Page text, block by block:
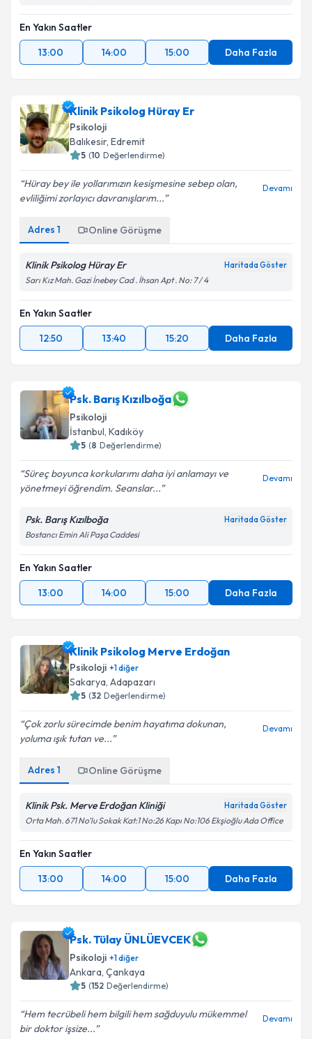
En Yakın Saatler
13:00
14:00 15:00 Daha Fazla
Klinik Psikolog Hüray Er
Psikoloji
Balıkesir, Edremit
5 (10 Değerlendirme)
Hüray bey ile yollarımızın kesişmesine sebep olan,
evliliğimi zorlayıcı davranışlarım...
Devamı
Adres 1 Online Görüşme
Klinik Psikolog Hüray Er Haritada Göster
Sarı Kız Mah. Gazi İnebey Cad . İhsan Apt . No: 7 / 4
En Yakın Saatler
12:50
13:40 15:20 Daha Fazla
Psk. Barış Kızılboğa
Psikoloji
İstanbul, Kadıköy
5 (8 Değerlendirme)
Süreç boyunca korkularımı daha iyi anlamayı ve
yönetmeyi öğrendim. Seanslar...
Devamı
Psk. Barış Kızılboğa Haritada Göster
Bostancı Emin Ali Paşa Caddesi
En Yakın Saatler
13:00
14:00 15:00 Daha Fazla
Klinik Psikolog Merve Erdoğan
Psikoloji +1diğer
Sakarya, Adapazarı
5 (32 Değerlendirme)
Çok zorlu sürecimde benim hayatıma dokunan,
yoluma ışık tutan ve...
Devamı
Adres 1 Online Görüşme
Klinik Psk. Merve Erdoğan Kliniği Haritada Göster
Orta Mah. 671 No’lu Sokak Kat:1 No:26 Kapı No:106 Ekşioğlu Ada Office
En Yakın Saatler
13:00
14:00 15:00 Daha Fazla
Psk. Tülay ÜNLÜEVCEK
Psikoloji +1diğer
Ankara, Çankaya
5 (152 Değerlendirme)
Hem tecrübeli hem bilgili hem sağduyulu mükemmel
bir doktor işsize...
Devamı